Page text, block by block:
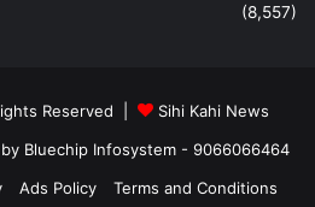
(8,557)
Reserved |
Sihi Kahi News
Bluechip Infosystem - 9066066464
Ads Policy Terms and Conditions